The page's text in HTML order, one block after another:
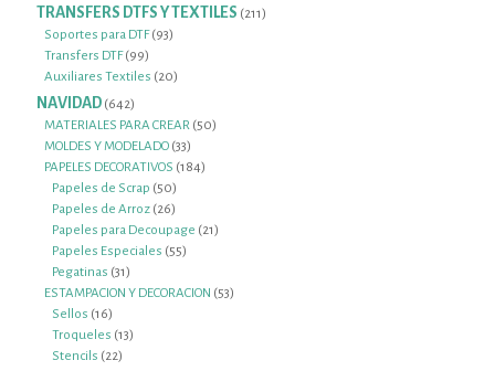
TRANSFERS DTFS Y TEXTILES 211211
Soportes para DTF 9393
Transfers DTF 9999
productos
Auxiliares Textiles 2020
NAVIDAD 642642
productos
MATERIALES PARA CREAR 5050
MOLDES Y MODELADO 3333
productos
PAPELES DECORATIVOS 184184
Papeles de Scrap 5050
productos
Papeles de Arroz 2626
productos
Papeles para Decoupage 2121
Papeles Especiales 5555
Pegatinas 3131
productos
ESTAMPACION Y DECORACION 5353
Sellos 1616
productos
Troqueles 1313
Stencils 2222